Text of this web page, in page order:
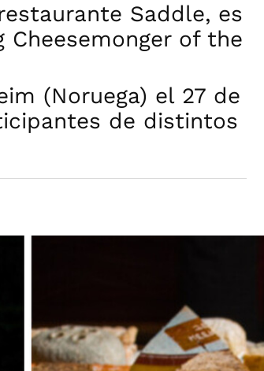
Saddle, es
of the
(Noruega) el 27 de
de distintos